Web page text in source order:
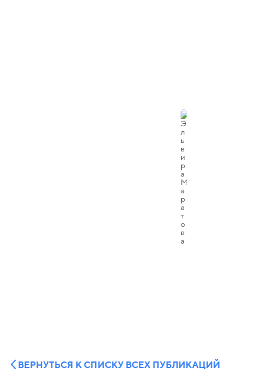
ВЕРНУТЬСЯ К СПИСКУ ВСЕХ ПУБЛИКАЦИЙ